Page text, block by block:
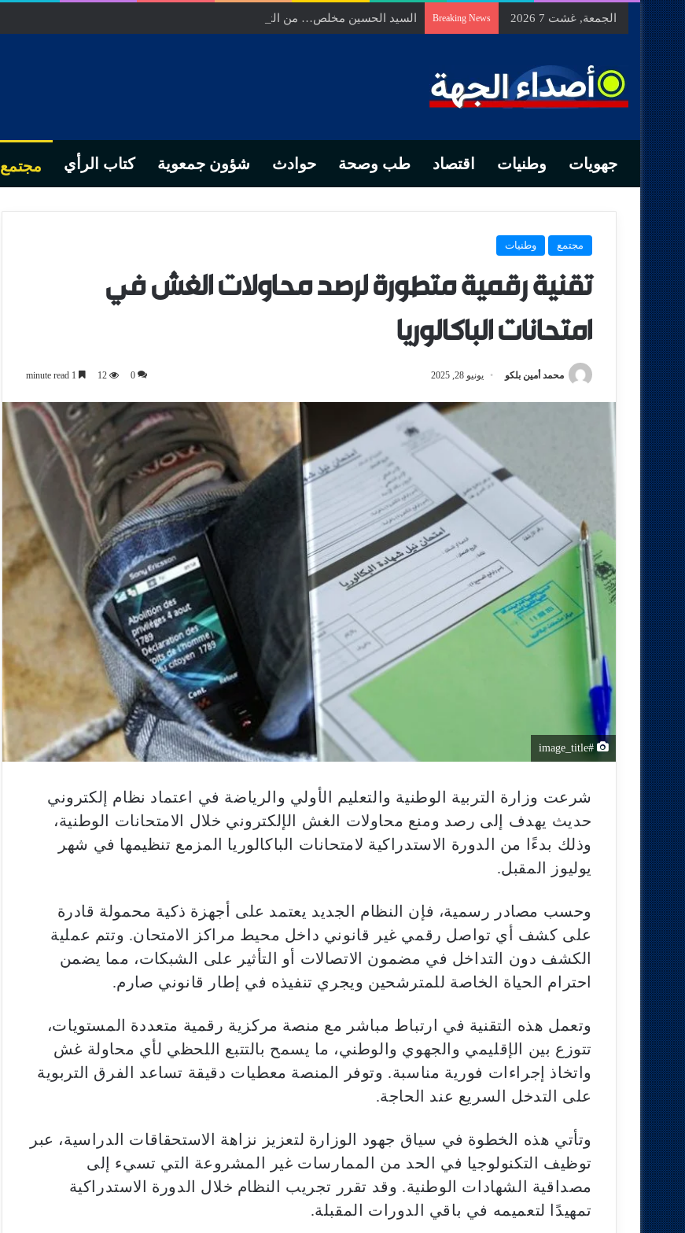
الجمعة, غشت 7 2026 Breaking News السيد الحسين مخلص… من التدبير المحلي إلى رهانات التشريع وبصمة رجل أعمال ناجح
جهويات وطنيات اقتصاد طب وصحة حوادث شؤون جمعوية كتاب الرأي مجتمع
مجتمع وطنيات
تقنية رقمية متطورة لرصد محاولات الغش في
امتحانات الباكالوريا
محمد أمين بلكو يونيو 28, 2025 0
12
#image_title
شرعت وزارة التربية الوطنية والتعليم الأولي والرياضة في اعتماد نظام إلكتروني
حديث يهدف إلى رصد ومنع محاولات الغش الإلكتروني خلال الامتحانات الوطنية،
وذلك بدءًا من الدورة الاستدراكية لامتحانات الباكالوريا المزمع تنظيمها في شهر
يوليوز المقبل.
وحسب مصادر رسمية، فإن النظام الجديد يعتمد على أجهزة ذكية محمولة قادرة
على كشف أي تواصل رقمي غير قانوني داخل محيط مراكز الامتحان. وتتم عملية
الكشف دون التداخل في مضمون الاتصالات أو التأثير على الشبكات، مما يضمن
احترام الحياة الخاصة للمترشحين ويجري تنفيذه في إطار قانوني صارم.
وتعمل هذه التقنية في ارتباط مباشر مع منصة مركزية رقمية متعددة المستويات،
تتوزع بين الإقليمي والجهوي والوطني، ما يسمح بالتتبع اللحظي لأي محاولة غش
واتخاذ إجراءات فورية مناسبة. وتوفر المنصة معطيات دقيقة تساعد الفرق التربوية
على التدخل السريع عند الحاجة.
وتأتي هذه الخطوة في سياق جهود الوزارة لتعزيز نزاهة الاستحقاقات الدراسية، عبر
توظيف التكنولوجيا في الحد من الممارسات غير المشروعة التي تسيء إلى
مصداقية الشهادات الوطنية. وقد تقرر تجريب النظام خلال الدورة الاستدراكية
تمهيدًا لتعميمه في باقي الدورات المقبلة.